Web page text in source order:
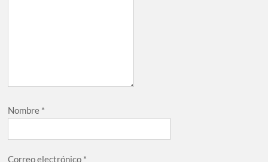
Nombre *
Correo electrónico *